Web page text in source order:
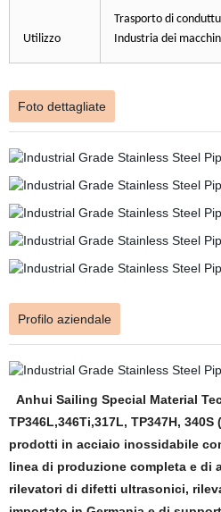
Utilizzo
Trasporto di
Industria dei
Foto dettagliate
Profilo aziendale
Anhui Sailing Special Material
TP346L,346Ti,317L, TP347H,
prodotti in acciaio inossidabile
linea di produzione completa e di
rilevatori di difetti ultrasonici,